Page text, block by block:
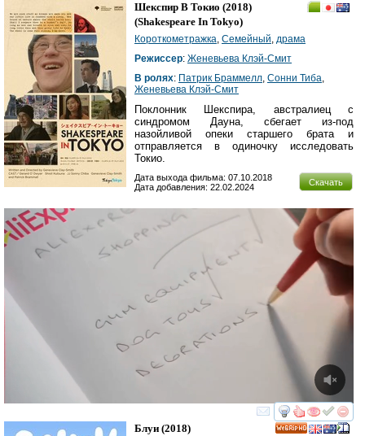
Шекспир В Токио (2018)
(Shakespeare In Tokyo)
Короткометражка Семейный драма
Режиссер: Женевьева Клэй-Смит
В ролях: Патрик Браммелл Сонни Тиба
Женевьева Клэй-Смит
Поклонник Шекспира, австралиец с
синдромом Дауна, сбегает из-под
назойливой опеки старшего брата и
отправляется в одиночку исследовать
Токио.
Скачать
Дата выхода фильма: 07.10.2018
Дата добавления: 22.02.2024
смотреть
Блуи (2018)